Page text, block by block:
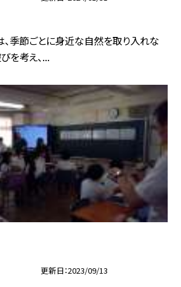
季節ごとに身近な自然を取り入れな
を考え、...
更新日 2023/09/13